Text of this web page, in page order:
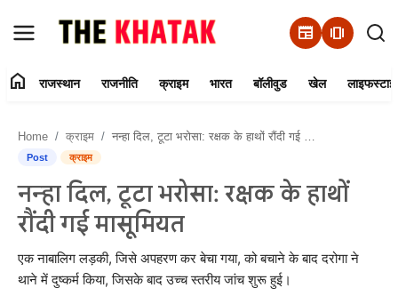
newspaper amp_stories
Contact Us
राजस्थान
क्राइम
home राजस्थान राजनीति क्राइम भारत बॉलीवुड खेल
Home क्राइम नन्हा दिल, टूटा भरोसा: रक्षक के हाथों रौंदी गई मासूमियत
Post क्राइम
नन्हा दिल, टूटा भरोसा: रक्षक के हाथों
रौंदी गई मासूमियत
एक नाबालिग लड़की, जिसे अपहरण कर बेचा गया, को बचाने के बाद दरोगा ने
थाने में दुष्कर्म किया, जिसके बाद उच्च स्तरीय जांच शुरू हुई।